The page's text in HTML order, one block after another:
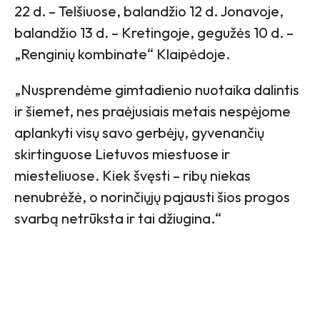
22 d. – Telšiuose, balandžio 12 d. Jonavoje,
balandžio 13 d. – Kretingoje, gegužės 10 d. –
„Renginių kombinate“ Klaipėdoje.
„Nusprendėme gimtadienio nuotaika dalintis
ir šiemet, nes praėjusiais metais nespėjome
aplankyti visų savo gerbėjų, gyvenančių
skirtinguose Lietuvos miestuose ir
miesteliuose. Kiek švęsti – ribų niekas
nenubrėžė, o norinčiųjų pajausti šios progos
svarbą netrūksta ir tai džiugina.“